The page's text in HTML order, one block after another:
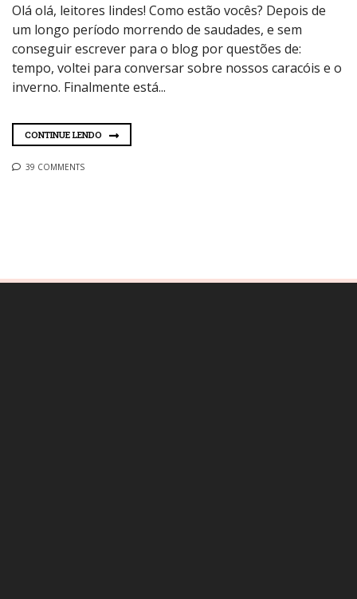
Olá olá, leitores lindes! Como estão vocês? Depois de
um longo período morrendo de saudades, e sem
conseguir escrever para o blog por questões de:
tempo, voltei para conversar sobre nossos caracóis e o
inverno. Finalmente está...
CONTINUE LENDO
39 COMMENTS